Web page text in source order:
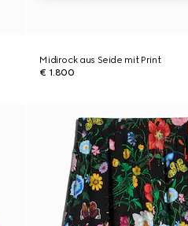
Midirock aus Seide mit Print
€ 1.800